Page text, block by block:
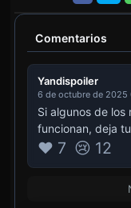
Comentarios
Yandispoiler
6 de octubre de 2025
Si algunos de
funcionan, deja
❤️ 7 😢 12